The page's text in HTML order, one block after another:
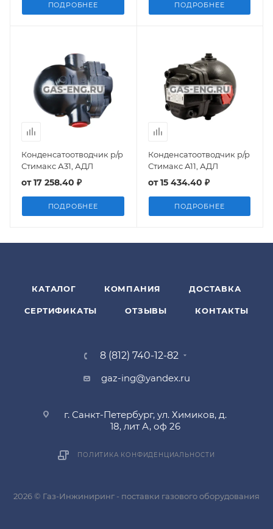
ПОДРОБНЕЕ ПОДРОБНЕЕ
Конденсатоотводчик р/р
Стимакс А31, АДЛ
от17 258.40 ₽
ПОДРОБНЕЕ
Конденсатоотводчик р/р
Стимакс А11, АДЛ
от15 434.40 ₽
ПОДРОБНЕЕ
КАТАЛОГ КОМПАНИЯ ДОСТАВКА
СЕРТИФИКАТЫ ОТЗЫВЫ КОНТАКТЫ
8 (812) 740-12-82
gaz-ing@yandex.ru
г. Санкт-Петербург, ул. Химиков, д.
18, лит А, оф 26
ПОЛИТИКА КОНФИДЕНЦИАЛЬНОСТИ
2026 © Газ-Инжиниринг - поставки газового оборудования